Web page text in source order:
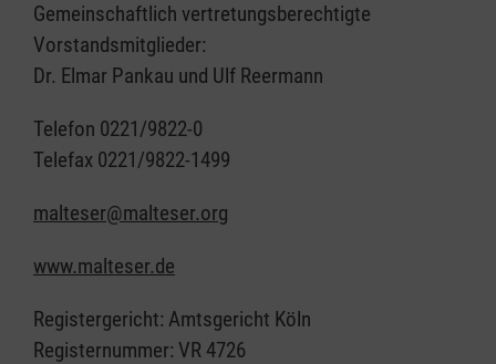
Gemeinschaftlich vertretungsberechtigte
Vorstandsmitglieder:
Dr. Elmar Pankau und Ulf Reermann
Telefon 0221/9822-0
Telefax 0221/9822-1499
malteser@malteser.org
www.malteser.de
Registergericht: Amtsgericht Köln
Registernummer: VR 4726